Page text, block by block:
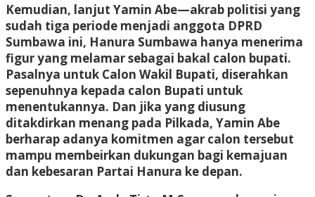
Kemudian, lanjut Yamin Abe—akrab politisi yang
sudah tiga periode menjadi anggota DPRD
Sumbawa ini, Hanura Sumbawa hanya menerima
figur yang melamar sebagai bakal calon bupati.
Pasalnya untuk Calon Wakil Bupati, diserahkan
sepenuhnya kepada calon Bupati untuk
menentukannya. Dan jika yang diusung
ditakdirkan menang pada Pilkada, Yamin Abe
berharap adanya komitmen agar calon tersebut
mampu membeirkan dukungan bagi kemajuan
dan kebesaran Partai Hanura ke depan.